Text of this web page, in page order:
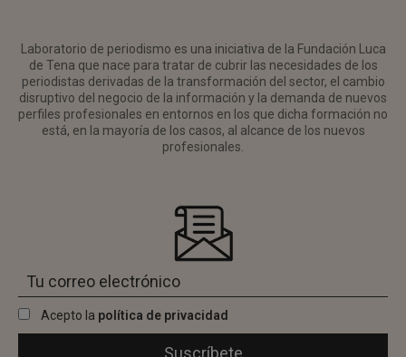
Laboratorio de periodismo es una iniciativa de la Fundación Luca
de Tena que nace para tratar de cubrir las necesidades de los
periodistas derivadas de la transformación del sector, el cambio
disruptivo del negocio de la información y la demanda de nuevos
perfiles profesionales en entornos en los que dicha formación no
está, en la mayoría de los casos, al alcance de los nuevos
profesionales.
Acepto la política de privacidad